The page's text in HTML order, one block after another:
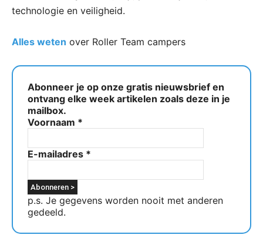
technologie en veiligheid.
Alles weten over Roller Team campers
Abonneer je op onze gratis nieuwsbrief en
ontvang elke week artikelen zoals deze in je
mailbox.
Voornaam *
E-mailadres *
p.s. Je gegevens worden nooit met anderen
gedeeld.